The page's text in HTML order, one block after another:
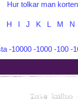
Hur tolkar man
H J K L M N
-10000 -1000 -100 -